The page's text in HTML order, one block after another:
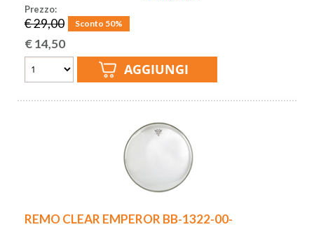
Prezzo:
€ 29,00 Sconto 50%
€14,50
REMO CLEAR EMPEROR BB-1322-00-